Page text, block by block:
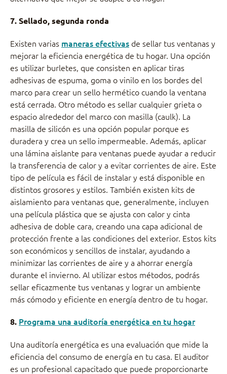
7. Sellado, segunda ronda
Existen varias maneras efectivas de sellar tus ventanas y
mejorar la eficiencia energética de tu hogar. Una opción
es utilizar burletes, que consisten en aplicar tiras
adhesivas de espuma, goma o vinilo en los bordes del
marco para crear un sello hermético cuando la ventana
está cerrada. Otro método es sellar cualquier grieta o
espacio alrededor del marco con masilla (caulk). La
masilla de silicón es una opción popular porque es
duradera y crea un sello impermeable. Además, aplicar
una lámina aislante para ventanas puede ayudar a reducir
la transferencia de calor y a evitar corrientes de aire. Este
tipo de película es fácil de instalar y está disponible en
distintos grosores y estilos. También existen kits de
aislamiento para ventanas que, generalmente, incluyen
una película plástica que se ajusta con calor y cinta
adhesiva de doble cara, creando una capa adicional de
protección frente a las condiciones del exterior. Estos kits
son económicos y sencillos de instalar, ayudando a
minimizar las corrientes de aire y a ahorrar energía
durante el invierno. Al utilizar estos métodos, podrás
sellar eficazmente tus ventanas y lograr un ambiente
más cómodo y eficiente en energía dentro de tu hogar.
8. Programa una auditoría energética en tu hogar
Una auditoría energética es una evaluación que mide la
eficiencia del consumo de energía en tu casa. El auditor
es un profesional capacitado que puede proporcionarte